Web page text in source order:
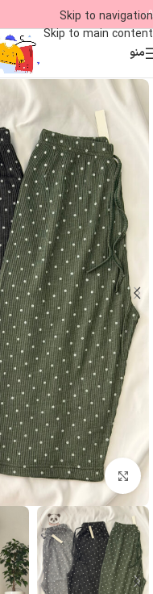
Skip to navigation
Skip to main content
09
منو
بزرگنمایی تصویر